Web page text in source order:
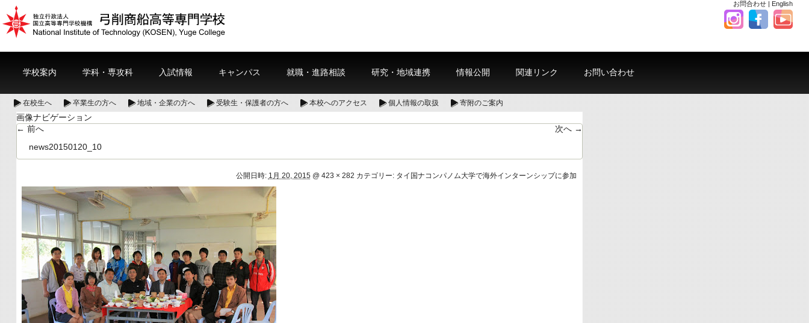
お問合わせ | English
学校案内 学科・専攻科 入試情報 キャンパス 就職・進路相談 研究・地域連携 情報公開 関連リンク お問い合わせ
在校生へ 卒業生の方へ 地域・企業の方へ 受験生・保護者の方へ 本校へのアクセス 個人情報の取扱 寄附のご案内
画像ナビゲーション
← 前へ
次へ →
news20150120_10
公開日時: 1月 20, 2015@ 423 × 282 カテゴリー: タイ国ナコンパノム大学で海外インターンシップに参加